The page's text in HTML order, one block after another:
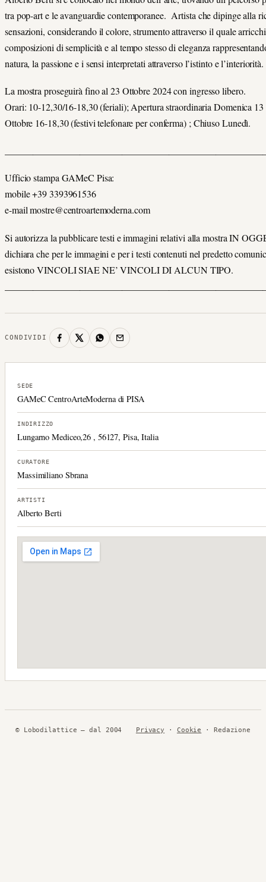
tra pop-art e le avanguardie contemporanee. Artista che dipinge alla
sensazioni, considerando il colore, strumento attraverso il quale
composizioni di semplicità e al tempo stesso di eleganza
natura, la passione e i sensi interpretati attraverso l’istinto e l’interiorità.
La mostra proseguirà fino al 23 Ottobre 2024 con ingresso libero.
Orari: 10-12,30/16-18,30 (feriali); Apertura straordinaria Domenica 13
Ottobre 16-18,30 (festivi telefonare per conferma) ; Chiuso Lunedì.
Ufficio stampa GAMeC Pisa:
mobile +39 3393961536
e-mail mostre@centroartemoderna.com
Si autorizza la pubblicare testi e immagini relativi alla mostra IN
dichiara che per le immagini e per i testi contenuti nel predetto
esistono VINCOLI SIAE NE’ VINCOLI DI ALCUN TIPO.
CONDIVIDI
SEDE
GAMeC CentroArteModerna di PISA
INDIRIZZO
Lungarno Mediceo,26 , 56127, Pisa, Italia
CURATORE
Massimiliano Sbrana
ARTISTI
Alberto Berti
© Lobodilattice — dal 2004 Privacy · Cookie · Redazione